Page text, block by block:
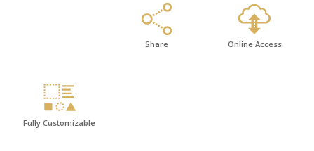
Share Online Access
Fully Customizable